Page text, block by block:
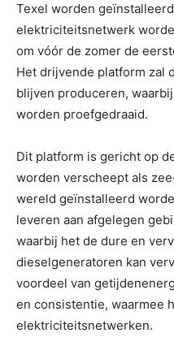
Texel worden
elektriciteitsnetwerk
om vóór de zomer de
Het drijvende platform zal
blijven produceren,
worden proefgedraaid.
Dit platform is gericht op
worden verscheept als
wereld geïnstalleerd
leveren aan afgelegen
waarbij het de dure en
dieselgeneratoren kan
voordeel van
en consistentie, waarmee
elektriciteitsnetwerken.